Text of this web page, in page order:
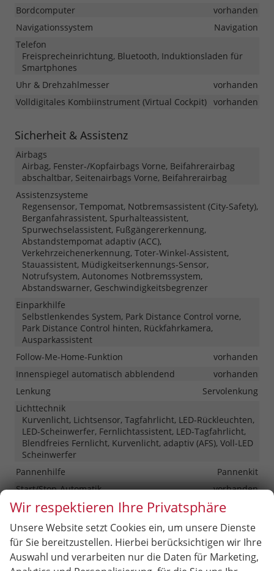
Bordcomputer
vorhanden
Navigationssystem
Navigation
Telefon
Freisprecheinrichtung, Bluetooth, Induktionsladen für
Smartphones
Uhr & Drehzahlmesser
vorhanden
Volldigitales Kombiinstrument (Virtual Cockpit) vorhanden
Sicherheit & Assistenz
Airbags
Airbag, Fenster-/Kopfairbags Vorne, Beifahrerairbag
abschaltbar, Seitenairbags Vorne, Beifahrerairbag
Assistenzsysteme
Regensensor, Tempomat, Notbremsassistent (City-Safety),
Berganfahrassistent, Spurhalteassistent,
Spurwechselassistent, Fußgängererkennung,
Abstandstempomat adaptiv (ACC),
Verkehrzeichenerkennung, Toter-Winkel-Assistent,
Stauassistent, Müdigkeitserkennungs-Sensor,
Notrufsystem, Autonomes Notbremssystem,
Abstandswarner, Geschwindigkeitsbegrenzer
Einparkhilfe
Selbstlenkendes System, Park Distance Control vorne,
Park Distance Control hinten, Rückfahrkamera,
Ausparkassistent
Follow-Me-Home-Funktion
vorhanden
Innenspiegel automatisch abblendend
vorhanden
Lenkung
Servolenkung
Lichttechnik
Kurvenlicht, Lichtsensor, Tagfahrlicht, LED-Rückleuchten,
LED-Scheinwerfer, Fernlichtassistent, LED-Tagfahrlicht,
Blendfreies Fernlicht, Kurvenlicht, adaptiv (AFS), Voll-LED
Scheinwerfer
Pannenhilfe
Pannenkit
Start/Stop-Automatik
vorhanden
Zentralverriegelung
Zentralverriegelung, Zentralverriegelung mit
Funkfernbedienung, Schlüssellose Zentralverriegelung
(Keyless Go)
Wir respektieren Ihre Privatsphäre
Unsere Website setzt Cookies ein, um unsere Dienste
für Sie bereitzustellen. Hierbei berücksichtigen wir Ihre
Auswahl und verarbeiten nur die Daten für Marketing,